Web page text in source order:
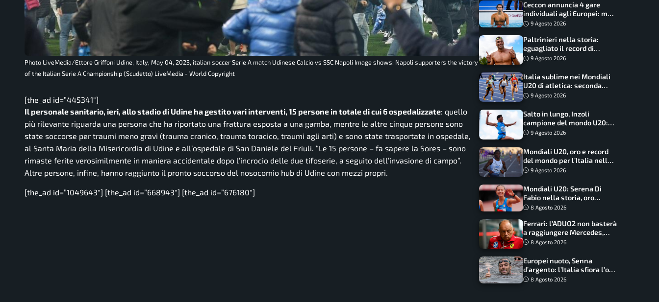
Photo LiveMedia/Ettore Griffoni Udine, Italy, May 04, 2023, italian soccer Serie A match Udinese Calcio vs SSC Napoli Image shows: Napoli supporters the victory
of the Italian Serie A Championship (Scudetto) LiveMedia - World Copyright
[the_ad id=”445341″]
Il personale sanitario, ieri, allo stadio di Udine ha gestito vari interventi, 15 persone in totale di cui 6 ospedalizzate: quello
più rilevante riguarda una persona che ha riportato una frattura esposta a una gamba, mentre le altre cinque persone sono
state soccorse per traumi meno gravi (trauma cranico, trauma toracico, traumi agli arti) e sono state trasportate in ospedale,
al Santa Maria della Misericordia di Udine e all’ospedale di San Daniele del Friuli. “Le 15 persone – fa sapere la Sores – sono
rimaste ferite verosimilmente in maniera accidentale dopo l’incrocio delle due tifoserie, a seguito dell’invasione di campo”.
Altre persone, infine, hanno raggiunto il pronto soccorso del nosocomio hub di Udine con mezzi propri.
[the_ad id=”1049643″] [the_ad id=”668943″] [the_ad id=”676180″]
Ceccon annuncia 4 gare
individuali agli Europei: ma
c’è una grossa rinuncia
9 Agosto 2026
Paltrinieri nella storia:
eguagliato il record di
medaglie di Federica
9 Agosto 2026
Italia sublime nei Mondiali
U20 di atletica: seconda
dietro solo agli USA nel
9 Agosto 2026
Salto in lungo, Inzoli
campione del mondo U20:
basta un centimetro
9 Agosto 2026
Mondiali U20, oro e record
del mondo per l’Italia nella
4×100 mista: Doualla
9 Agosto 2026
Mondiali U20: Serena Di
Fabio nella storia, oro
dominio totale nei 5000 di
8 Agosto 2026
Ferrari: l’ADUO2 non basterà
a raggiungere Mercedes,
novità per la Macarena
8 Agosto 2026
Europei nuoto, Senna
d’argento: l’Italia sfiora l’oro
nella staffetta, Paltrinieri
8 Agosto 2026